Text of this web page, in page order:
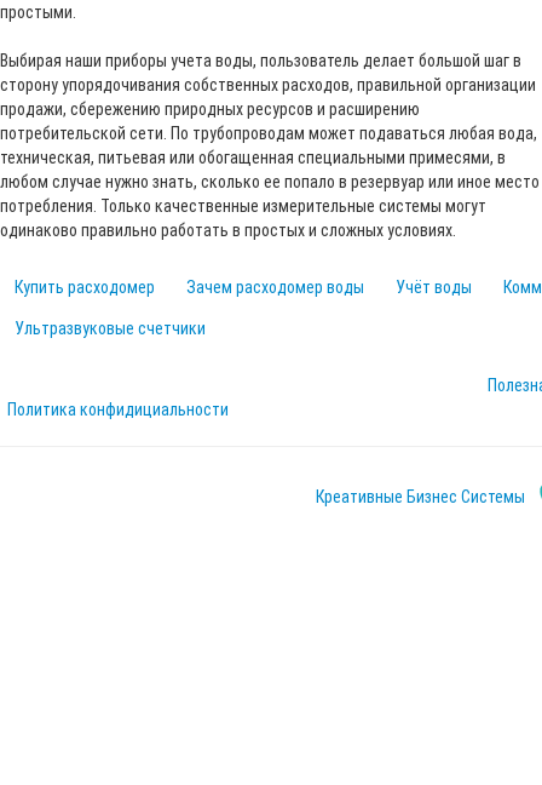
простыми.
Выбирая наши приборы учета воды, пользователь делает большой шаг в
сторону упорядочивания собственных расходов, правильной организации
продажи, сбережению природных ресурсов и расширению
потребительской сети. По трубопроводам может подаваться любая вода,
техническая, питьевая или обогащенная специальными примесями, в
любом случае нужно знать, сколько ее попало в резервуар или иное место
потребления. Только качественные измерительные системы могут
одинаково правильно работать в простых и сложных условиях.
Купить расходомер Зачем расходомер воды Учёт воды
Ультразвуковые счетчики
Политика конфидициальности
Креативные Бизнес Системы